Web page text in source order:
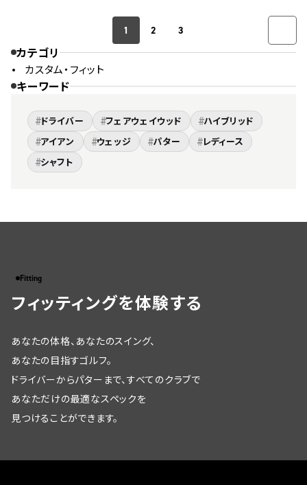
1 2 3
カテゴリ
カスタム・フィット
キーワード
#ドライバー #フェアウェイウッド #ハイブリッド
#アイアン #ウェッジ #パター #レディース
#シャフト
Fitting
フィッティングを体験する
あなたの体格、あなたのスイング、
あなたの目指すゴルフ。
ドライバーからパターまで、すべてのクラブで
あなただけの最適なスペックを
見つけることができます。